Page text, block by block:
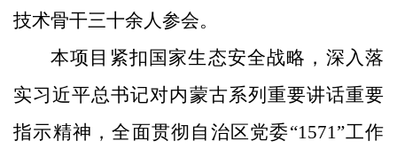
技术骨干三十余人参会。
本项目 紧扣 国家生态安全战略 ， 深入 落
实习近平总书记对内蒙古系列重要讲话重要
指示精神 ，全面贯彻自治区党委“1571”工作